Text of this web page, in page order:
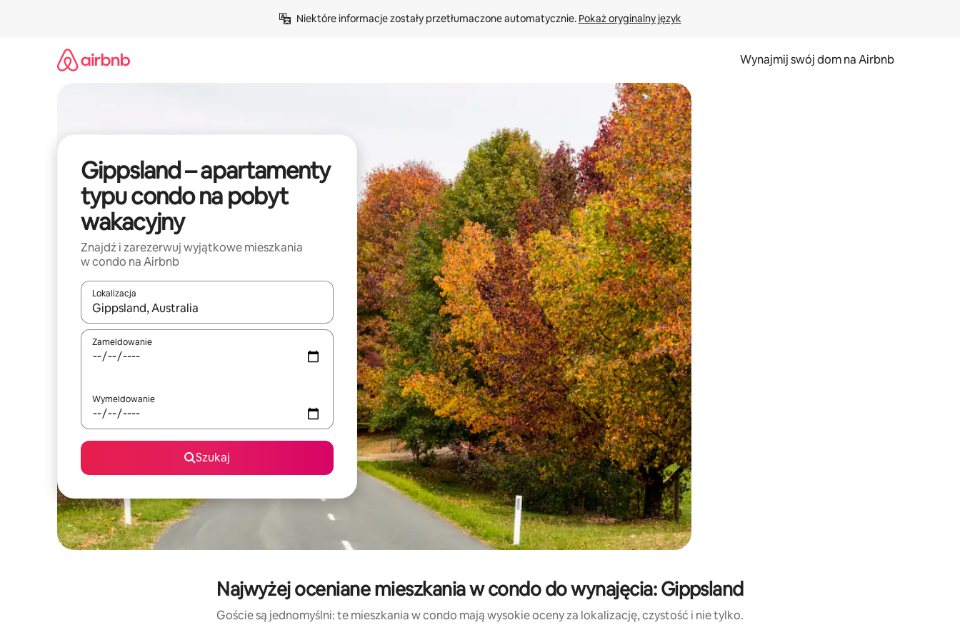
Niektóre informacje zostały przetłumaczone automatycznie. Pokaż oryginalny język
Wynajmij swój dom na Airbnb
Gippsland – apartamenty
typu condo na pobyt
wakacyjny
Znajdź i zarezerwuj wyjątkowe mieszkania
w condo na Airbnb
Lokalizacja
Gdy wyniki będą dostępne, możesz poruszać się po nich za pomocą klawiszy strzałek w górę i w dół lub przeglądać je za pomocą gestów dotykowych lub przesuwania.
Zameldowanie
Wymeldowanie
Szukaj
Najwyżej oceniane mieszkania w condo do wynajęcia: Gippsland
Goście są jednomyślni: te mieszkania w condo mają wysokie oceny za lokalizację, czystość i nie tylko.